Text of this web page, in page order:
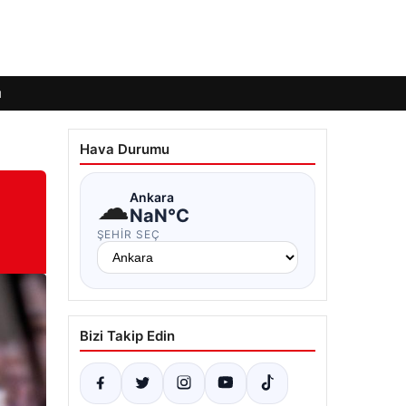
Hava Durumu
☁Ankara
NaN°C
ŞEHIR SEÇ
Bizi Takip Edin